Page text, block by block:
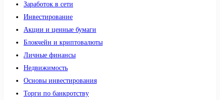
Заработок в сети
Инвестирование
Акции и ценные бумаги
Блокчейн и криптовалюты
Личные финансы
Недвижимость
Основы инвестирования
Торги по банкротству